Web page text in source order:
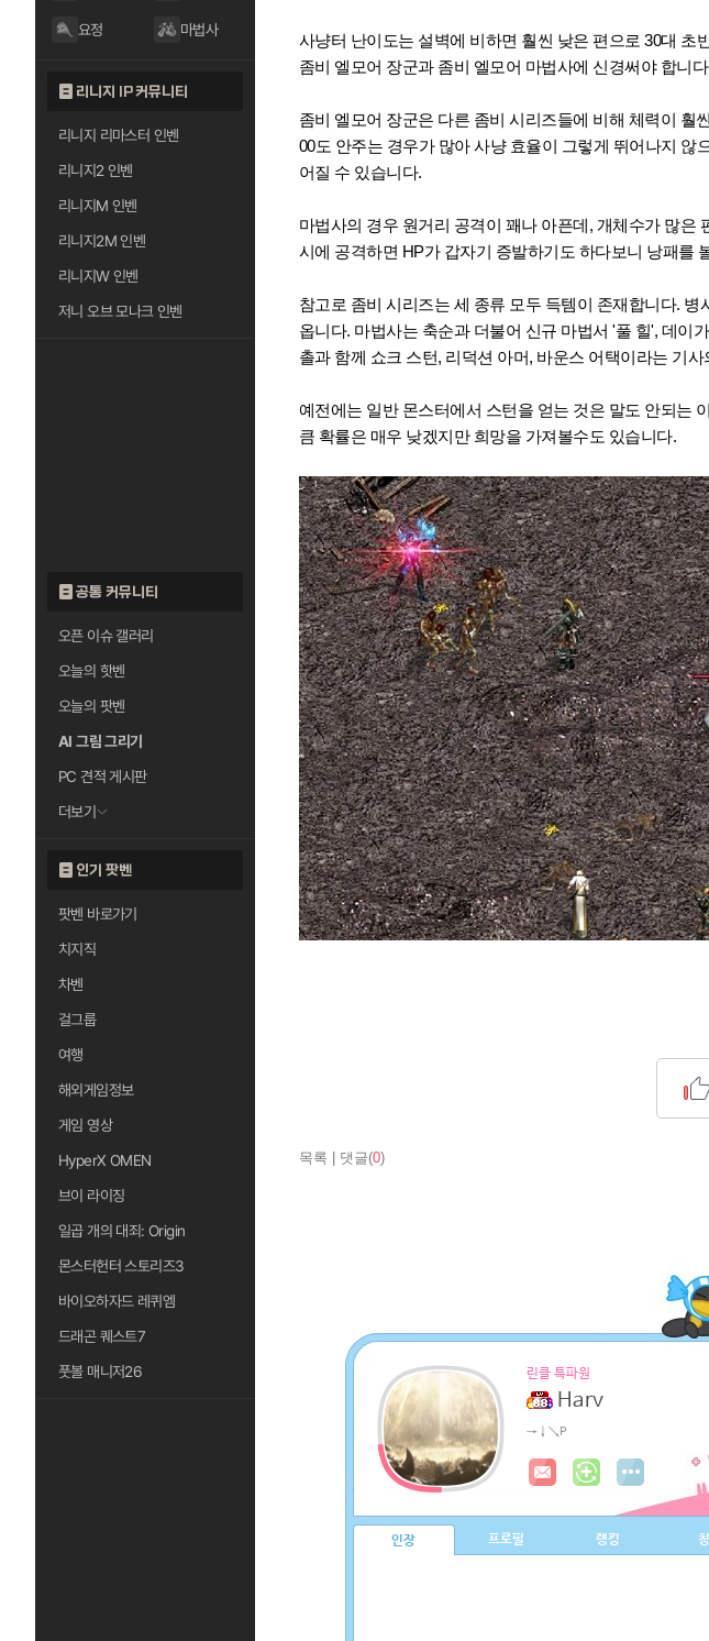
요정 마법사
리니지 IP 커뮤니티
리니지 리마스터 인벤
리니지2 인벤
리니지M 인벤
리니지2M 인벤
리니지W 인벤
저니 오브 모나크 인벤
공통 커뮤니티
오픈 이슈 갤러리
오늘의 핫벤
오늘의 팟벤
AI 그림 그리기
PC 견적 게시판
더보기
인기 팟벤
팟벤 바로가기
치지직
차벤
걸그룹
여행
해외게임정보
게임 영상
HyperX OMEN
브이 라이징
일곱 개의 대죄: Origin
몬스터헌터 스토리즈3
바이오하자드 레퀴엠
드래곤 퀘스트7
풋볼 매니저26
사냥터 난이도는 설벽에 비하면 훨씬 낮은 편으로 30대
좀비 엘모어 장군과 좀비 엘모어 마법사에 신경써야 합니
좀비 엘모어 장군은 다른 좀비 시리즈들에 비해 체력이 훨
00도 안주는 경우가 많아 사냥 효율이 그렇게 뛰어나지
어질 수 있습니다.
마법사의 경우 원거리 공격이 꽤나 아픈데, 개체수가 많은
시에 공격하면 HP가 갑자기 증발하기도 하다보니 낭패를
참고로 좀비 시리즈는 세 종류 모두 득템이 존재합니다.
옵니다. 마법사는 축순과 더불어 신규 마법서 '풀 힐', 데이
촐과 함께 쇼크 스턴, 리덕션 아머, 바운스 어택이라는 기
예전에는 일반 몬스터에서 스턴을 얻는 것은 말도 안되는
큼 확률은 매우 낮겠지만 희망을 가져볼수도 있습니다.
목록 댓글(0)
린클 특파원
Harv
→↓↘P
인장 프로필 랭킹